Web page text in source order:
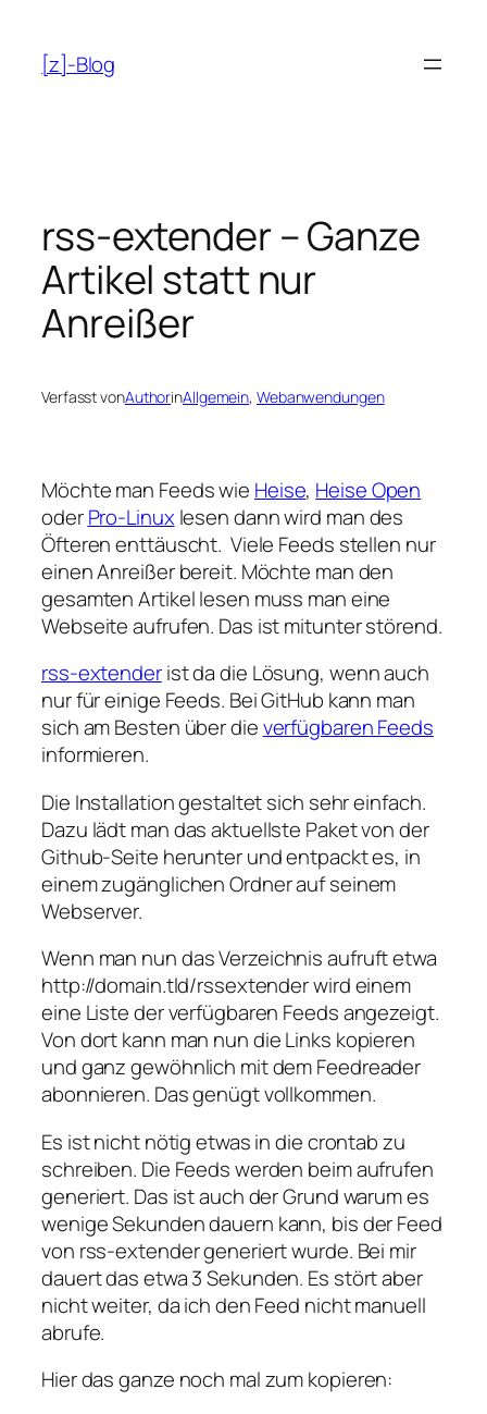
Inhalt
springen
[z]-Blog
rss-extender – Ganze
Artikel statt nur
Anreißer
Verfasst vonAuthorinAllgemein, Webanwendungen
Möchte man Feeds wie Heise, Heise Open
oderPro-Linuxlesen dann wird man des
Öfteren enttäuscht. Viele Feeds stellen nur
einen Anreißer bereit. Möchte man den
gesamten Artikel lesen muss man eine
Webseite aufrufen. Das ist mitunter störend.
rss-extenderist da die Lösung, wenn auch
nur für einige Feeds. Bei GitHub kann man
sich am Besten über dieverfügbaren Feeds
informieren.
Die Installation gestaltet sich sehr einfach.
Dazu lädt man das aktuellste Paket von der
Github-Seite herunter und entpackt es, in
einem zugänglichen Ordner auf seinem
Webserver.
Wenn man nun das Verzeichnis aufruft etwa
http://domain.tld/rssextenderwird einem
eine Liste der verfügbaren Feeds angezeigt.
Von dort kann man nun die Links kopieren
und ganz gewöhnlich mit dem Feedreader
abonnieren. Das genügt vollkommen.
Es ist nicht nötig etwas in die crontab zu
schreiben. Die Feeds werden beim aufrufen
generiert. Das ist auch der Grund warum es
wenige Sekunden dauern kann, bis der Feed
von rss-extender generiert wurde. Bei mir
dauert das etwa 3 Sekunden. Es stört aber
nicht weiter, da ich den Feed nicht manuell
abrufe.
Hier das ganze noch mal zum kopieren: